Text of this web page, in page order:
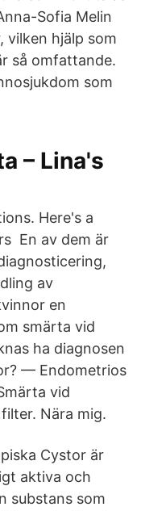
Sofia Melin
vilken hjälp som
så omfattande.
som
– Lina's
Here's a
En av dem är
av
en
smärta vid
ha diagnosen
— Endometrios
vid
Nära mig.
Cystor är
aktiva och
substans som